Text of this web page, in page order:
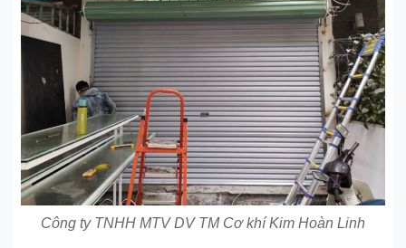
Công ty TNHH MTV DV TM Cơ khí Kim Hoàn Linh